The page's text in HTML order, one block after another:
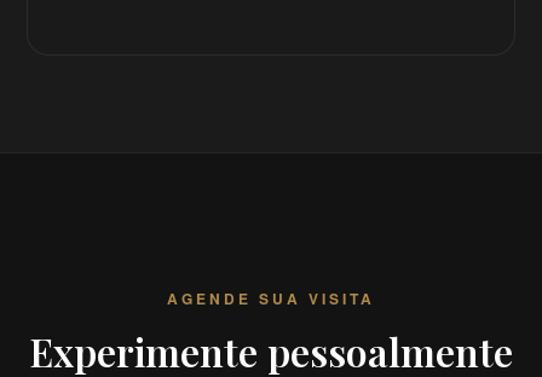
AGENDE SUA VISITA
Experimente pessoalmente